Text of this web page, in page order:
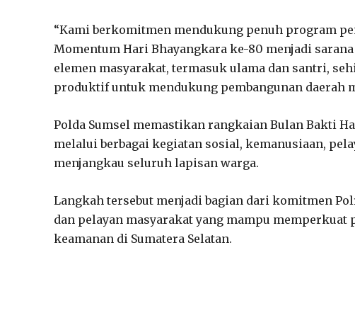
“Kami berkomitmen mendukung penuh program
Momentum Hari Bhayangkara ke-80 menjadi
elemen masyarakat, termasuk ulama dan santri,
produktif untuk mendukung pembangunan daerah
Polda Sumsel memastikan rangkaian Bulan Bakti
melalui berbagai kegiatan sosial, kemanusiaan,
menjangkau seluruh lapisan warga.
Langkah tersebut menjadi bagian dari komitmen
dan pelayan masyarakat yang mampu memperkuat
keamanan di Sumatera Selatan.